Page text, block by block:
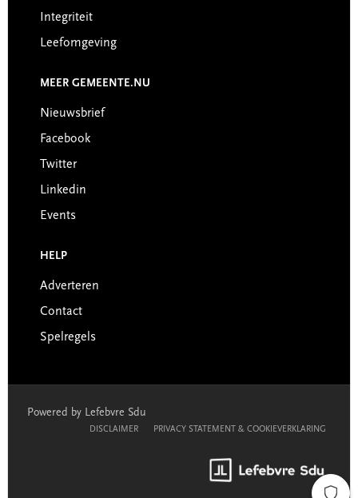
Integriteit
Leefomgeving
MEER GEMEENTE.NU
Nieuwsbrief
Facebook
Twitter
Linkedin
Events
HELP
Adverteren
Contact
Spelregels
Powered by Lefebvre Sdu
DISCLAIMER PRIVACY STATEMENT & COOKIEVERKLARING